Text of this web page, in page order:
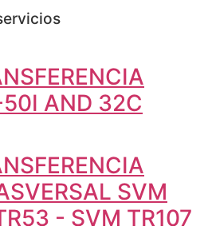
AND 32C
SVM
- SVM TR107